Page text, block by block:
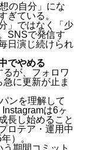
の自分」にな
ぎている。
」ではなく「少
SNSで発信す
日演じ続けられ
でやめる
が、フォロワ
に更新が止ま
ンを理解して
は6ヶ
長し始めること
ロテア・運用中
）。
う期間コミット
秒でわかる結
の要素
」を言語化する
・衣装・投稿
にした継続投
をゼロにする